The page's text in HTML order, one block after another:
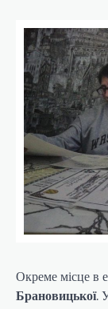
Окреме місце в
Брановицької.